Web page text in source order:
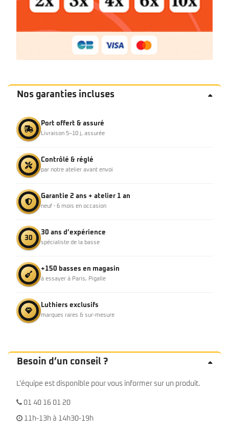
Nos garanties incluses
Port offert & assuré
Livraison 5–10 j, assurée
Contrôlé & réglé
par notre atelier avant envoi
Garantie 2 ans + atelier 1 an
neuf · 6 mois en occasion
30
30 ans d’expérience
spécialiste de la basse
+150 basses en magasin
à essayer à Paris, Pigalle
Luthiers exclusifs
marques rares & sur-mesure
Besoin d’un conseil ?
L'équipe est disponible pour vous informer sur un produit.
01 40 16 01 20
11h-13h à 14h30-19h